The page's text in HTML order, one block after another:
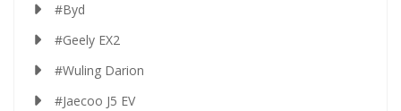
#Byd
#Geely EX2
#Wuling Darion
#Jaecoo J5 EV